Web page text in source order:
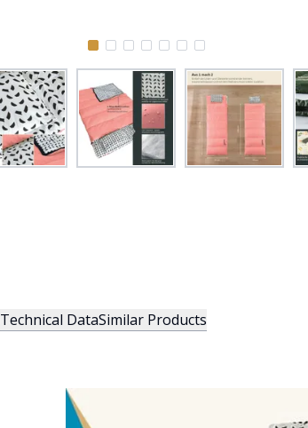
Technical DataSimilar Products